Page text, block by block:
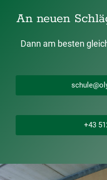
An neuen
Dann am besten
+43